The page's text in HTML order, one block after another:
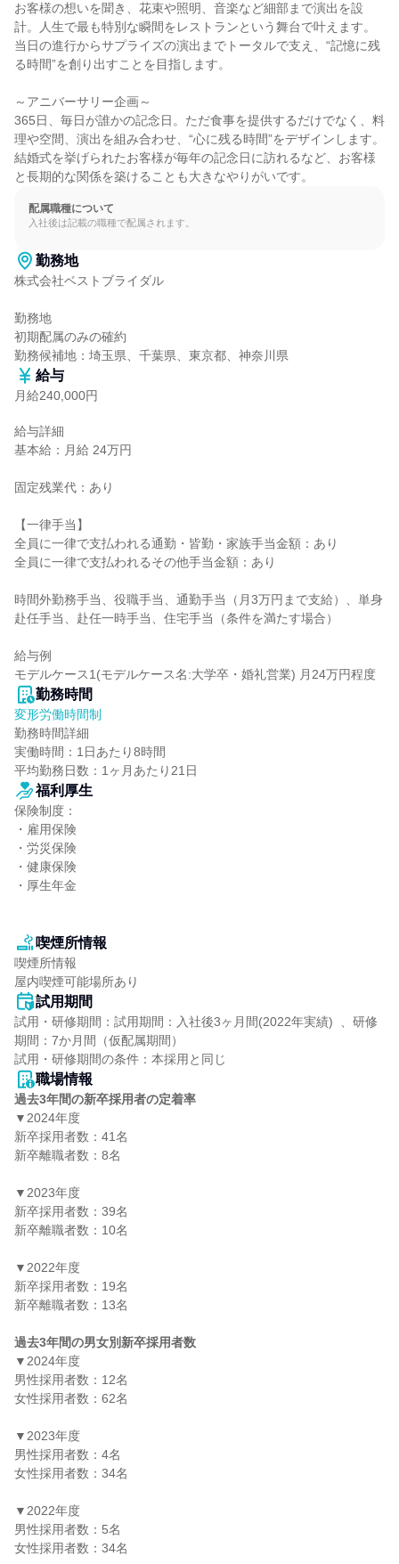
お客様の想いを聞き、花束や照明、音楽など細部まで演出を設
計。人生で最も特別な瞬間をレストランという舞台で叶えます。
当日の進行からサプライズの演出までトータルで支え、“記憶に残
る時間”を創り出すことを目指します。
～アニバーサリー企画～
365日、毎日が誰かの記念日。ただ食事を提供するだけでなく、料
理や空間、演出を組み合わせ、“心に残る時間”をデザインします。
結婚式を挙げられたお客様が毎年の記念日に訪れるなど、お客様
と長期的な関係を築けることも大きなやりがいです。
配属職種について
入社後は記載の職種で配属されます。
勤務地
株式会社ベストブライダル
勤務地
初期配属のみの確約
勤務候補地：埼玉県、千葉県、東京都、神奈川県
給与
月給240,000円
給与詳細
基本給：月給 24万円
固定残業代：あり
【一律手当】
全員に一律で支払われる通勤・皆勤・家族手当金額：あり
全員に一律で支払われるその他手当金額：あり
時間外勤務手当、役職手当、通勤手当（月3万円まで支給）、単身
赴任手当、赴任一時手当、住宅手当（条件を満たす場合）
給与例
モデルケース1(モデルケース名:大学卒・婚礼営業) 月24万円程度
勤務時間
変形労働時間制
勤務時間詳細
実働時間：1日あたり8時間
平均勤務日数：1ヶ月あたり21日
福利厚生
保険制度：
・雇用保険
・労災保険
・健康保険
・厚生年金
喫煙所情報
喫煙所情報
屋内喫煙可能場所あり
試用期間
試用・研修期間：試用期間：入社後3ヶ月間(2022年実績)  、研修
期間：7か月間（仮配属期間）
職場情報
過去3年間の新卒採用者の定着率
▼2024年度
新卒採用者数：41名
新卒離職者数：8名
▼2023年度
新卒採用者数：39名
新卒離職者数：10名
▼2022年度
新卒採用者数：19名
新卒離職者数：13名
過去3年間の男女別新卒採用者数
▼2024年度
男性採用者数：12名
女性採用者数：62名
▼2023年度
男性採用者数：4名
女性採用者数：34名
▼2022年度
男性採用者数：5名
女性採用者数：34名